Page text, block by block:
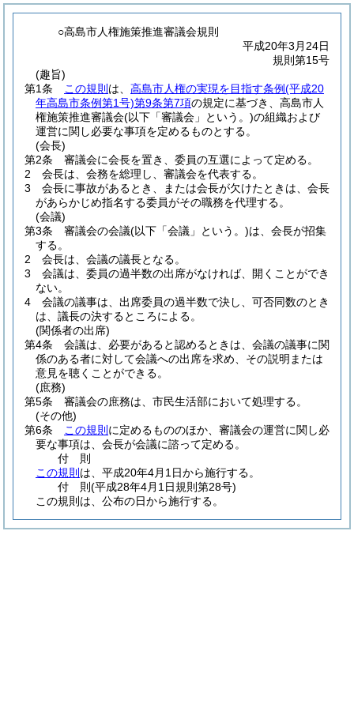
○高島市人権施策推進審議会規則
平成20年3月24日
規則第15号
(趣旨)
第1条
この規則 は、 高島市人権の実現を目指す条例(平成20
年高島市条例第1号)第9条第7項の規定に基づき、高島市人
権施策推進審議会(以下「審議会」という。)の組織および
運営に関し必要な事項を定めるものとする。
(会長)
第2条
審議会に会長を置き、委員の互選によって定める。
2
会長は、会務を総理し、審議会を代表する。
3
会長に事故があるとき、または会長が欠けたときは、会長
があらかじめ指名する委員がその職務を代理する。
(会議)
第3条
審議会の会議(以下「会議」という。)は、会長が招集
する。
2
会長は、会議の議長となる。
3
会議は、委員の過半数の出席がなければ、開くことができ
ない。
4
会議の議事は、出席委員の過半数で決し、可否同数のとき
は、議長の決するところによる。
(関係者の出席)
第4条
会議は、必要があると認めるときは、会議の議事に関
係のある者に対して会議への出席を求め、その説明または
意見を聴くことができる。
(庶務)
第5条
審議会の庶務は、市民生活部において処理する。
(その他)
第6条
この規則 に定めるもののほか、審議会の運営に関し必
要な事項は、会長が会議に諮って定める。
付 則
この規則 は、平成20年4月1日から施行する。
付 則(平成28年4月1日規則第28号)
この規則は、公布の日から施行する。